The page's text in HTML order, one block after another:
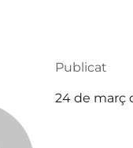
Publicat
24 de març